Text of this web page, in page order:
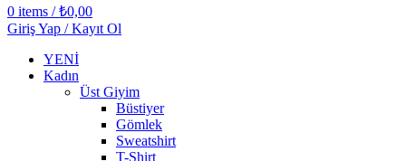
0 items / ₺0,00
Giriş Yap / Kayıt Ol
YENİ
Kadın
Üst Giyim
Büstiyer
Gömlek
Sweatshirt
T-Shirt